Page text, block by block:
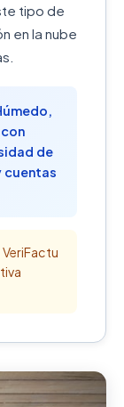
tipo de
en la nube
de
cuentas
VeriFactu